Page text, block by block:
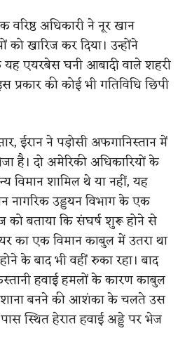
वरिष्ठ अधिकारी ने नूर खान
खारिज कर दिया। उन्होंने
एयरबेस घनी आबादी वाले शहरी
प्रकार की कोई भी गतिविधि छिपी
ईरान ने पड़ोसी अफगानिस्तान में
है। दो अमेरिकी अधिकारियों के
विमान शामिल थे या नहीं, यह
नागरिक उड्डयन विभाग के एक
को बताया कि संघर्ष शुरू होने से
का एक विमान काबुल में उतरा था
के बाद भी वहीं रुका रहा। बाद
हवाई हमलों के कारण काबुल
बनने की आशंका के चलते उस
स्थित हेरात हवाई अड्डे पर भेज